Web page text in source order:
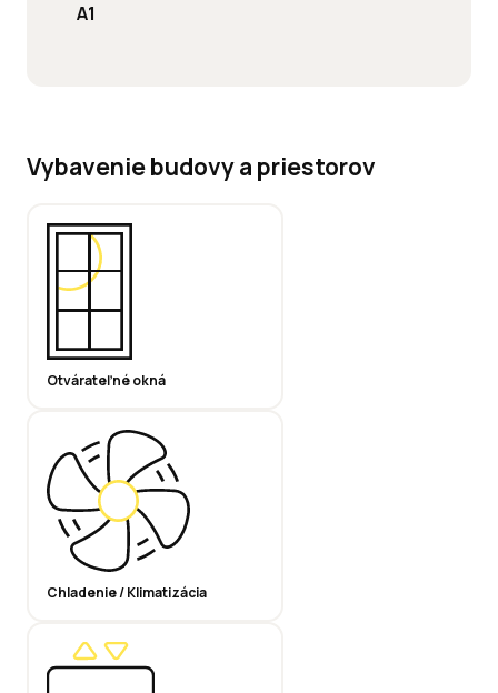
A1
Vybavenie budovy a priestorov
Otvárateľné okná
Chladenie / Klimatizácia